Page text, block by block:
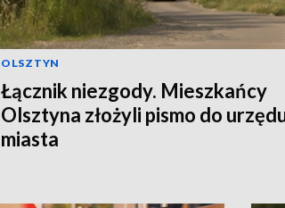
OLSZTYN
Łącznik niezgody. Mieszkańcy
Olsztyna złożyli pismo do
miasta